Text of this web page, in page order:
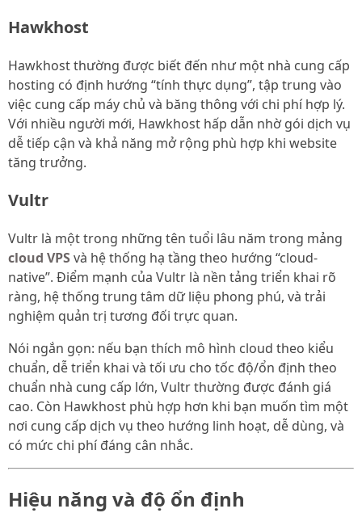
Hawkhost
Hawkhost thường được biết đến như một nhà cung cấp
hosting có định hướng “tính thực dụng”, tập trung vào
việc cung cấp máy chủ và băng thông với chi phí hợp lý.
Với nhiều người mới, Hawkhost hấp dẫn nhờ gói dịch vụ
dễ tiếp cận và khả năng mở rộng phù hợp khi website
tăng trưởng.
Vultr
Vultr là một trong những tên tuổi lâu năm trong mảng
cloud VPS và hệ thống hạ tầng theo hướng “cloud-
native”. Điểm mạnh của Vultr là nền tảng triển khai rõ
ràng, hệ thống trung tâm dữ liệu phong phú, và trải
nghiệm quản trị tương đối trực quan.
Nói ngắn gọn: nếu bạn thích mô hình cloud theo kiểu
chuẩn, dễ triển khai và tối ưu cho tốc độ/ổn định theo
chuẩn nhà cung cấp lớn, Vultr thường được đánh giá
cao. Còn Hawkhost phù hợp hơn khi bạn muốn tìm một
nơi cung cấp dịch vụ theo hướng linh hoạt, dễ dùng, và
có mức chi phí đáng cân nhắc.
Hiệu năng và độ ổn định